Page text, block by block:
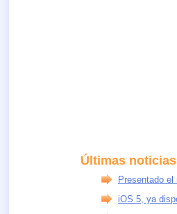
Últimas noticias
Presentado el
iOS 5, ya